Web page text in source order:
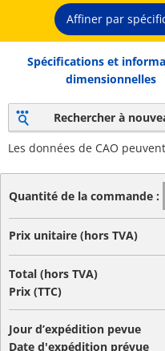
Affiner par
Spécifications et
dimensionnelles
Rechercher à
Les données de CAO
Quantité de la commande :
Prix unitaire (hors TVA)
Total (hors TVA)
Prix (TTC)
Jour d’expédition pevue
Date d'expédition prévue